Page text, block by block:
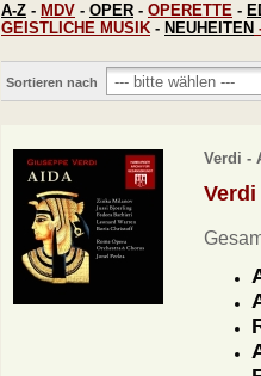
A-Z - MDV - OPER - OPERETTE -
GEISTLICHE MUSIK - NEUHEITEN
Sortieren nach
Verdi -
Verdi